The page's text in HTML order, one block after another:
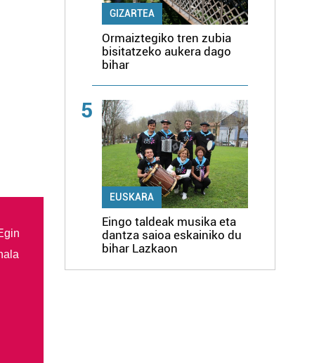
GIZARTEA
Ormaiztegiko tren zubia
bisitatzeko aukera dago
bihar
5
EUSKARA
Eingo taldeak musika eta
dantza saioa eskainiko du
bihar Lazkaon